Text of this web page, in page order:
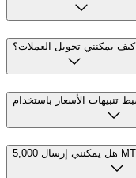
كيف يمكنني تحويل العملات؟